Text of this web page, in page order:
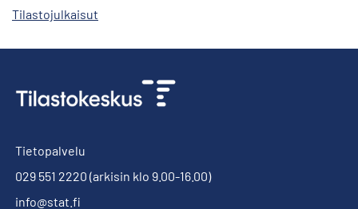
Tilastojulkaisut
Tietopalvelu
029 551 2220 (arkisin klo 9.00-16.00)
info@stat.fi